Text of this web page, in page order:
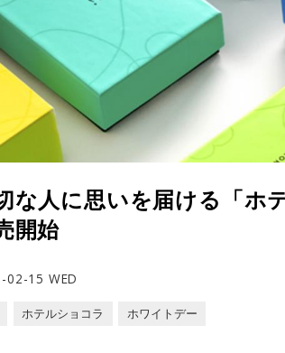
な人に思いを届ける「ホ
開始
02-15 WED
ホテルショコラ ホワイトデー